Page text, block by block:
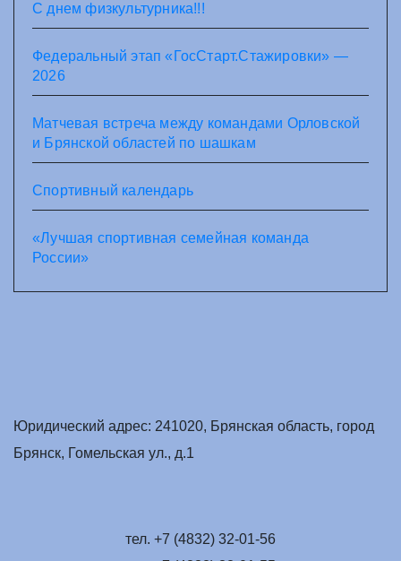
С днем физкультурника!!!
Федеральный этап «ГосСтарт.Стажировки» —
2026
Матчевая встреча между командами Орловской
и Брянской областей по шашкам
Спортивный календарь
«Лучшая спортивная семейная команда
России»
Юридический адрес: 241020, Брянская область, город
Брянск, Гомельская ул., д.1
тел. +7 (4832) 32-01-56